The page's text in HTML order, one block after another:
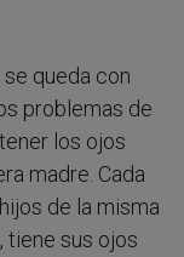
se queda con
problemas de
los ojos
madre. Cada
de la misma
tiene sus ojos